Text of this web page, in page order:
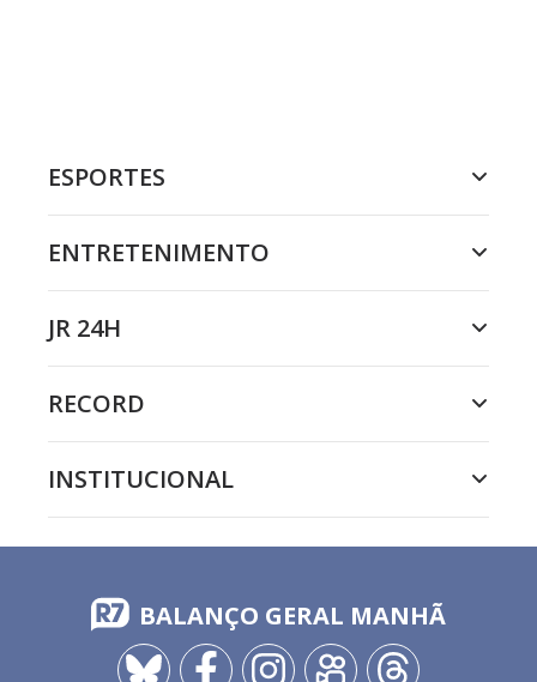
ESPORTES
ENTRETENIMENTO
JR 24H
RECORD
INSTITUCIONAL
BALANÇO GERAL MANHÃ